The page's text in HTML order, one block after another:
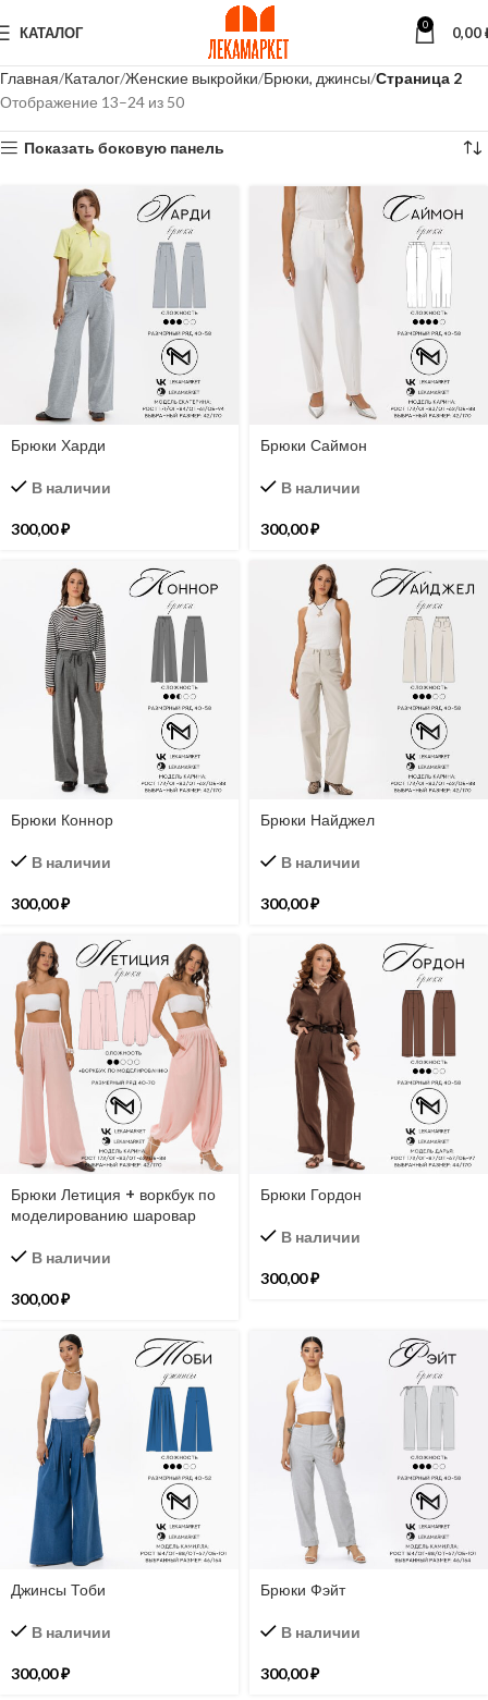
КАТАЛОГ 0 0,00
Главная Каталог Женские выкройки Брюки, джинсы Страница 2
Отображение 13–24 из 50
Показать боковую панель
Брюки Харди
В наличии
300,00₽
Брюки Саймон
В наличии
300,00₽
Брюки Коннор
В наличии
300,00₽
Брюки Найджел
В наличии
300,00₽
Брюки Летиция + воркбук по
моделированию шаровар
В наличии
300,00₽
Брюки Гордон
В наличии
300,00₽
Джинсы Тоби
В наличии
300,00₽
Брюки Фэйт
В наличии
300,00₽